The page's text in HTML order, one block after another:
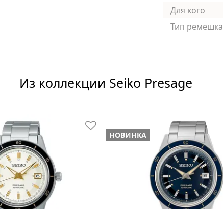
Для кого
Тип ремешка
Из коллекции Seiko Presage
НОВИНКА